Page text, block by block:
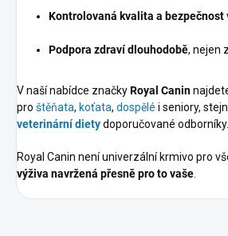
Kontrolovaná kvalita a bezpečnost
Podpora zdraví dlouhodobě, nejen
V naší nabídce značkyRoyal Canin
pro štěňata, koťata, dospělé i seniory,
veterinární dietydoporučované odborníky.
Royal Canin není univerzální krmivo pro
výživa navržená přesně pro to vaše